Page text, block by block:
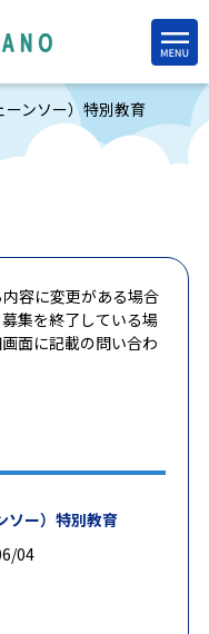
ーンソー）特別教育
容に変更がある場合
集を終了している場
面に記載の問い合わ
ソー）特別教育
04